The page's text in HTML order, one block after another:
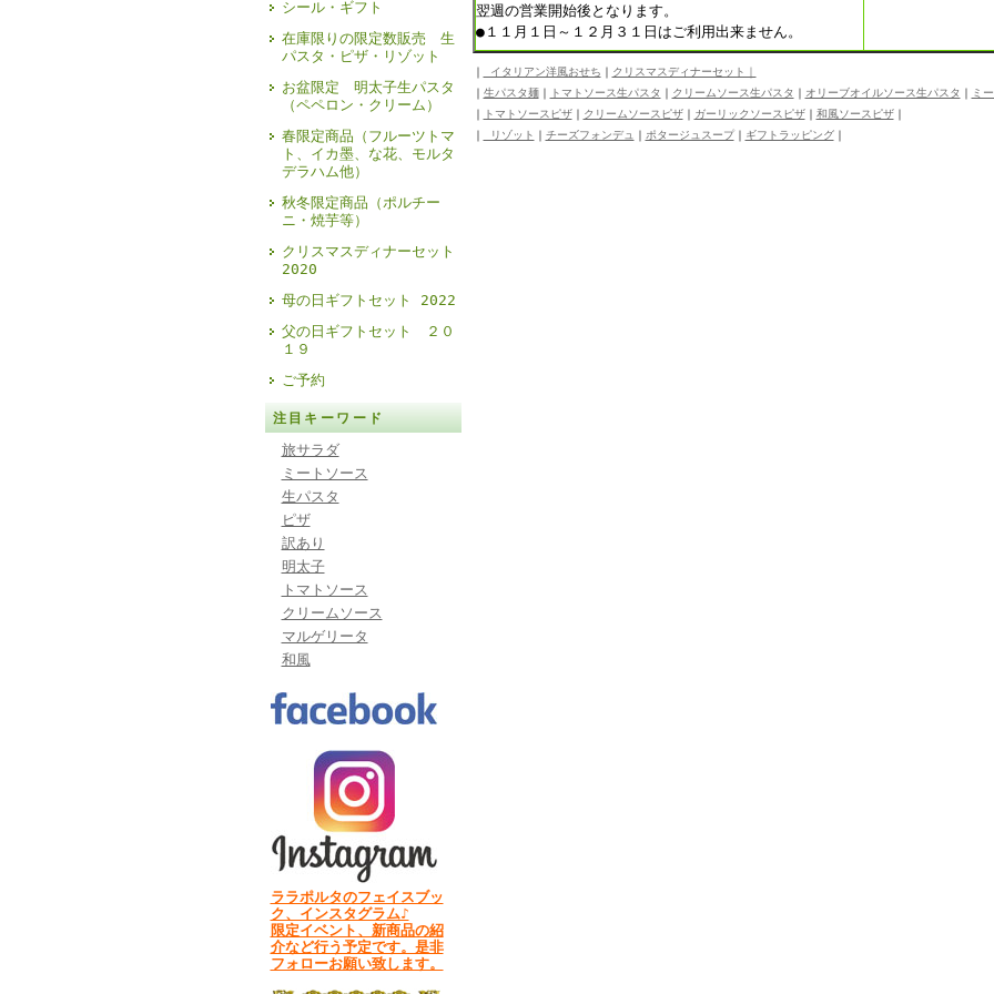
シール・ギフト
在庫限りの限定数販売 生
パスタ・ピザ・リゾット
お盆限定 明太子生パスタ
（ペペロン・クリーム）
春限定商品（フルーツトマ
ト、イカ墨、な花、モルタ
デラハム他）
秋冬限定商品（ポルチー
ニ・焼芋等）
クリスマスディナーセット
2020
母の日ギフトセット 2022
父の日ギフトセット ２０
１９
ご予約
注目キーワード
旅サラダ
ミートソース
生パスタ
ピザ
訳あり
明太子
トマトソース
クリームソース
マルゲリータ
和風
ララポルタのフェイスブッ
ク、インスタグラム♪
限定イベント、新商品の紹
介など行う予定です。是非
フォローお願い致します。
翌週の営業開始後となります。
●１１月１日～１２月３１日はご利用出来ません。
｜ イタリアン洋風おせち ｜ クリスマスディナーセット｜
｜ 生パスタ麺｜ トマトソース生パスタ ｜ クリームソース生パスタ ｜ オリーブオイルソース生パスタ ｜ ミ
｜
トマトソースピザ｜ クリームソースピザ｜ ガーリックソースピザ｜ 和風ソースピザ｜
｜
リゾット ｜ チーズフォンデュ ｜ ポタージュスープ｜ ギフトラッピング｜